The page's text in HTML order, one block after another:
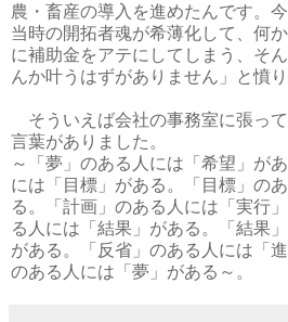
農・畜産の導入を進めたんです。
当時の開拓者魂が希薄化して、何
に補助金をアテにしてしまう、そ
んか叶うはずがありません」と憤り
そういえば会社の事務室に張っ
言葉がありました。
～「夢」のある人には「希望」が
には「目標」がある。「目標」の
る。「計画」のある人には「実行
る人には「結果」がある。「結果
がある。「反省」のある人には「
のある人には「夢」がある～。